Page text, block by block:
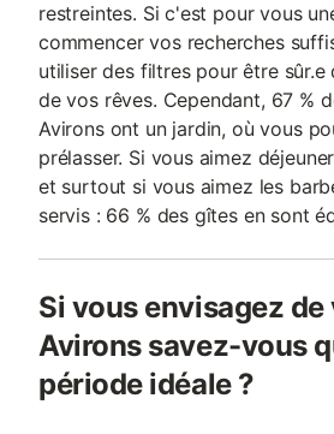
restreintes. Si c'est pour vous
commencer vos recherches
utiliser des filtres pour être
de vos rêves. Cependant, 67 %
Avirons ont un jardin, où vous
prélasser. Si vous aimez
et surtout si vous aimez les
servis : 66 % des gîtes en sont
Si vous envisagez de
Avirons savez-vous
période idéale ?